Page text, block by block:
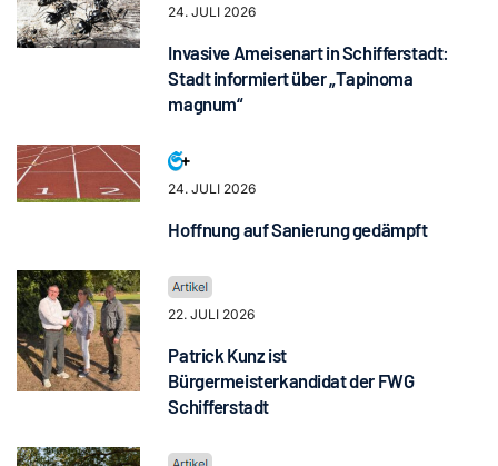
24. JULI 2026
Invasive Ameisenart in Schifferstadt:
Stadt informiert über „Tapinoma
magnum“
24. JULI 2026
Hoffnung auf Sanierung gedämpft
22. JULI 2026
Patrick Kunz ist
Bürgermeisterkandidat der FWG
Schifferstadt